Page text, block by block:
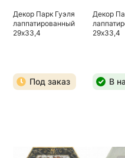
Декор Парк Гуэля
лаппатированный
29х33,4
Под заказ
Декор
29х33,4
В